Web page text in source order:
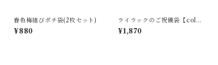
春色梅結びポチ袋(2枚セット)
¥880
ライラックのご祝儀袋【colo
r:藤霞/蒼露/薄花】
¥1,870